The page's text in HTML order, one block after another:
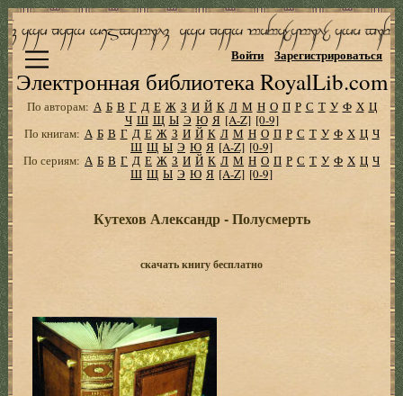
Электронная библиотека RoyalLib.com
Войти Зарегистрироваться
По авторам: А Б В Г Д Е Ж З И Й К Л М Н О П Р С Т У Ф Х Ц
Ч Ш Щ Ы Э Ю Я [A-Z] [0-9]
По книгам: А Б В Г Д Е Ж З И Й К Л М Н О П Р С Т У Ф Х Ц Ч
Ш Щ Ы Э Ю Я [A-Z] [0-9]
По сериям: А Б В Г Д Е Ж З И Й К Л М Н О П Р С Т У Ф Х Ц Ч
Ш Щ Ы Э Ю Я [A-Z] [0-9]
Кутехов Александр - Полусмерть
скачать книгу бесплатно